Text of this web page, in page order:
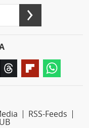
RSS-Feeds